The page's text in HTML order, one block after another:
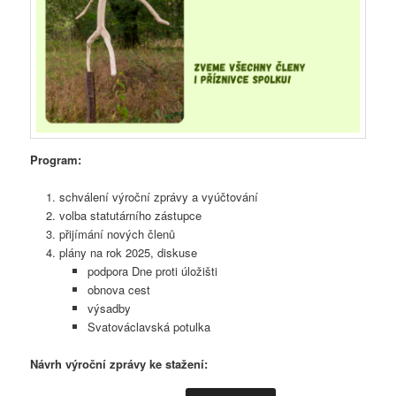
Program:
schválení výroční zprávy a vyúčtování
volba statutárního zástupce
přijímání nových členů
plány na rok 2025, diskuse
podpora Dne proti úložišti
obnova cest
výsadby
Svatováclavská potulka
Návrh výroční zprávy ke stažení: